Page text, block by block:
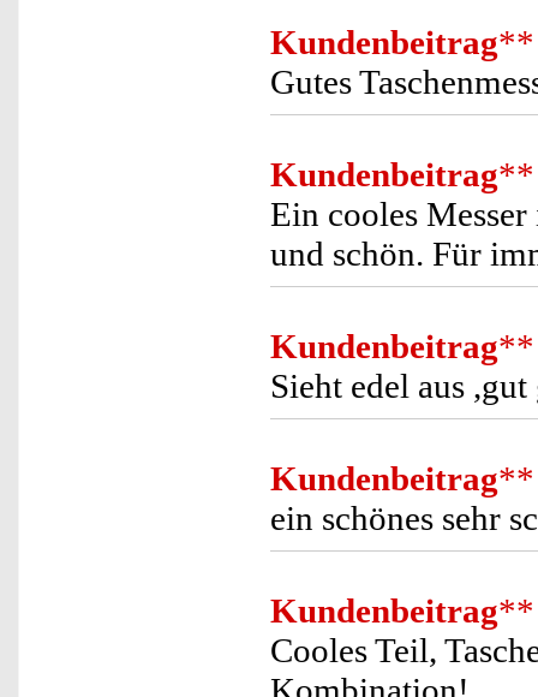
Kundenbeitrag**
Gutes
Kundenbeitrag**
Ein cooles
und schön. Für
Kundenbeitrag**
Sieht edel aus
Kundenbeitrag**
ein schönes sehr
Kundenbeitrag**
Cooles Teil,